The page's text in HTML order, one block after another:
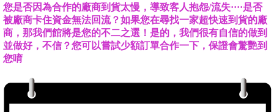
您是否因為合作的廠商到貨太慢，導致客人抱怨/流失····是否
被廠商卡住資金無法回流？如果您在尋找一家超快速到貨的廠
商，那我們館將是您的不二之選！是的，我們很有自信的做到
並做好，不信？您可以嘗試少額訂單合作一下，保證會驚艷到
您唷
收到商品後若有誤，請三天內提供拆箱錄影檔
仔細閱讀 會員須知 & 售後須知
仔細閱讀 會員須知 & 售後須知